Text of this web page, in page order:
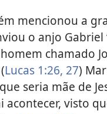
mencionou a
o anjo Gabriel
chamado
Lucas 1:26, 27)
seria mãe de
acontecer, visto